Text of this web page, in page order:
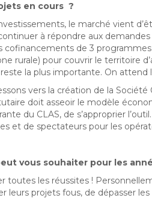
en cours ?
le marché vient
à répondre aux
cofinancements de 3
rurale) pour couvrir le territoire
la plus importante. On attend
vers la création de la
doit asseoir le modèle
du CLAS, de s’approprier
et de spectateurs pour les
vous souhaiter pour les
toutes les réussites !
leurs projets fous, de dépasser les